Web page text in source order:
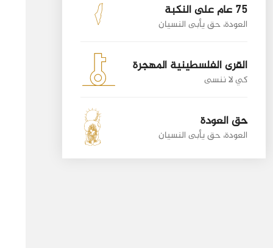
75 عام على النكبة
العودة، حق يأبى النسيان
القرى الفلسطينية المهجرة
كي لا ننسى
حق العودة
العودة، حق يأبى النسيان